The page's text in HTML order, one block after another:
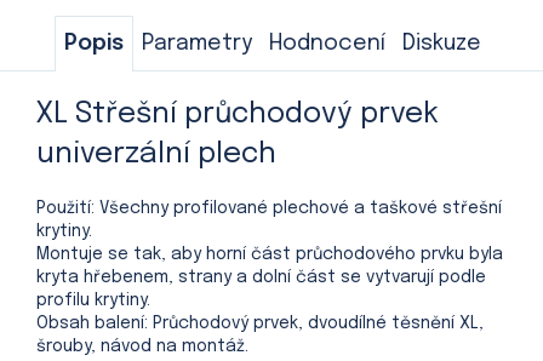
Popis Parametry Hodnocení Diskuze
XL Střešní průchodový prvek
univerzální plech
Použití: Všechny profilované plechové a taškové střešní
krytiny.
Montuje se tak, aby horní část průchodového prvku byla
kryta hřebenem, strany a dolní část se vytvarují podle
profilu krytiny.
Obsah balení: Průchodový prvek, dvoudílné těsnění XL,
šrouby, návod na montáž.